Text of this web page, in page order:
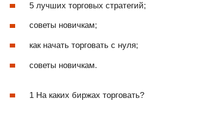
5 лучших торговых стратегий;
советы новичкам;
как начать торговать с нуля;
советы новичкам.
1 На каких биржах торговать?